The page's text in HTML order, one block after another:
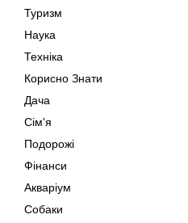
Туризм
Наука
Техніка
Корисно Знати
Дача
Сім'я
Подорожі
Фінанси
Акваріум
Собаки